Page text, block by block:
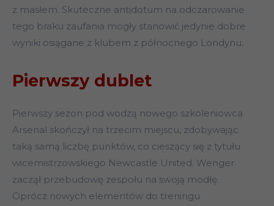
z masłem. Skuteczne antidotum na odczarowanie
tego braku zaufania mogły stanowić jedynie dobre
wyniki osiągane z klubem z północnego Londynu.
Pierwszy dublet
Pierwszy sezon pod wodzą nowego szkoleniowca
Arsenal skończył na trzecim miejscu, zdobywając
taką samą liczbę punktów, co cieszący się z tytułu
wicemistrzowskiego Newcastle United. Wenger
zaczął przebudowę zespołu na swoją modłę.
Oprócz nowych elementów do treningu